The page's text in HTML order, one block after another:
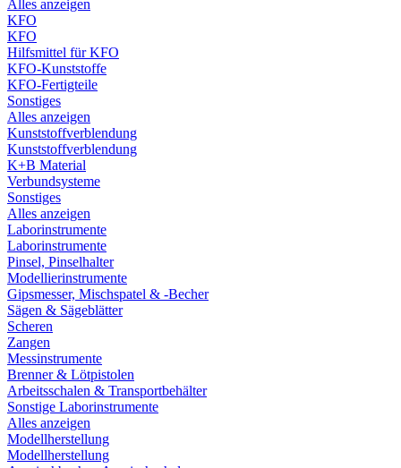
Alles anzeigen
KFO
KFO
Hilfsmittel für KFO
KFO-Kunststoffe
KFO-Fertigteile
Sonstiges
Alles anzeigen
Kunststoffverblendung
Kunststoffverblendung
K+B Material
Verbundsysteme
Sonstiges
Alles anzeigen
Laborinstrumente
Laborinstrumente
Pinsel, Pinselhalter
Modellierinstrumente
Gipsmesser, Mischspatel & -Becher
Sägen & Sägeblätter
Scheren
Zangen
Messinstrumente
Brenner & Lötpistolen
Arbeitsschalen & Transportbehälter
Sonstige Laborinstrumente
Alles anzeigen
Modellherstellung
Modellherstellung